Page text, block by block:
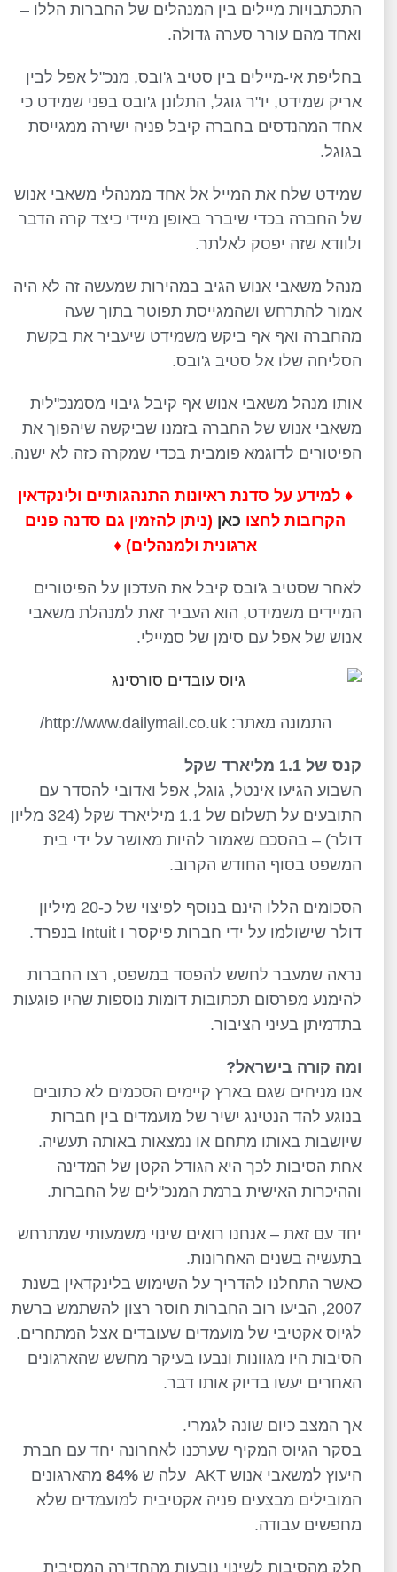
התכתבויות מיילים בין המנהלים של החברות הללו –
ואחד מהם עורר סערה גדולה.
בחליפת אי-מיילים בין סטיב ג'ובס, מנכ"ל אפל לבין
אריק שמידט, יו"ר גוגל, התלונן ג'ובס בפני שמידט כי
אחד המהנדסים בחברה קיבל פניה ישירה ממגייסת
בגוגל.
שמידט שלח את המייל אל אחד ממנהלי משאבי אנוש
של החברה בכדי שיברר באופן מיידי כיצד קרה הדבר
ולוודא שזה יפסק לאלתר.
מנהל משאבי אנוש הגיב במהירות שמעשה זה לא היה
אמור להתרחש ושהמגייסת תפוטר בתוך שעה
מהחברה ואף אף ביקש משמידט שיעביר את בקשת
הסליחה שלו אל סטיב ג'ובס.
אותו מנהל משאבי אנוש אף קיבל גיבוי מסמנכ"לית
משאבי אנוש של החברה בזמנו שביקשה שיהפוך את
הפיטורים לדוגמא פומבית בכדי שמקרה כזה לא ישנה.
♦ למידע על סדנת ראיונות התנהגותיים ולינקדאין
הקרובות לחצוכאן(ניתן להזמין גם סדנה פנים
ארגונית ולמנהלים) ♦
לאחר שסטיב ג'ובס קיבל את העדכון על הפיטורים
המיידים משמידט, הוא העביר זאת למנהלת משאבי
אנוש של אפל עם סימן של סמיילי.
התמונה מאתר: http://www.dailymail.co.uk/
קנס של 1.1 מליארד שקל
השבוע הגיעו אינטל, גוגל, אפל ואדובי להסדר עם
התובעים על תשלום של 1.1 מיליארד שקל (324 מליון
דולר) – בהסכם שאמור להיות מאושר על ידי בית
המשפט בסוף החודש הקרוב.
הסכומים הללו הינם בנוסף לפיצוי של כ-20 מיליון
דולר שישולמו על ידי חברות פיקסר ו Intuit בנפרד.
נראה שמעבר לחשש להפסד במשפט, רצו החברות
להימנע מפרסום תכתובות דומות נוספות שהיו פוגעות
בתדמיתן בעיני הציבור.
ומה קורה בישראל?
אנו מניחים שגם בארץ קיימים הסכמים לא כתובים
בנוגע להד הנטינג ישיר של מועמדים בין חברות
שיושבות באותו מתחם או נמצאות באותה תעשיה.
אחת הסיבות לכך היא הגודל הקטן של המדינה
וההיכרות האישית ברמת המנכ"לים של החברות.
יחד עם זאת – אנחנו רואים שינוי משמעותי שמתרחש
בתעשיה בשנים האחרונות.
כאשר התחלנו להדריך על השימוש בלינקדאין בשנת
2007, הביעו רוב החברות חוסר רצון להשתמש ברשת
לגיוס אקטיבי של מועמדים שעובדים אצל המתחרים.
הסיבות היו מגוונות ונבעו בעיקר מחשש שהארגונים
האחרים יעשו בדיוק אותו דבר.
אך המצב כיום שונה לגמרי.
בסקר הגיוס המקיף שערכנו לאחרונה יחד עם חברת
היעוץ למשאבי אנוש AKT עלה ש
84%מהארגונים
המובילים מבצעים פניה אקטיבית למועמדים שלא
מחפשים עבודה.
חלק מהסיבות לשינוי נובעות מהחדירה המסיבית